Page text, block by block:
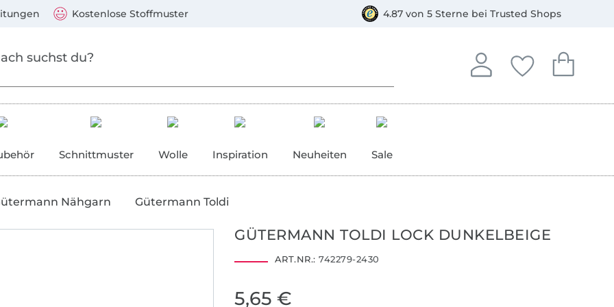
Kostenlose Stoffmuster 4.87 von 5 Sterne bei Trusted Shops
Anmelden
In deinem Konto
Deine
Du hast keine
Dein
Du hast
Schnittmuster Wolle Inspiration Neuheiten Sale
Nähgarn Gütermann Toldi
GÜTERMANN TOLDI LOCK DUNKELBEIGE
ART.NR.: 742279-2430
5,65 €
Mastercard, PayPal, Giropay, Kauf auf Rechnung, Vorkasse